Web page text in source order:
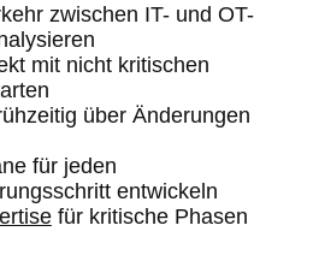
zwischen IT- und OT-
mit nicht kritischen
über Änderungen
für jeden
entwickeln
für kritische Phasen